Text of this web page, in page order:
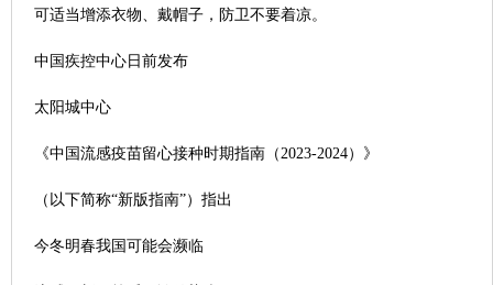
可适当增添衣物、戴帽子，防卫不要着凉。
中国疾控中心日前发布
太阳城中心
《中国流感疫苗留心接种时期指南（2023-2024）》
（以下简称“新版指南”）指出
今冬明春我国可能会濒临